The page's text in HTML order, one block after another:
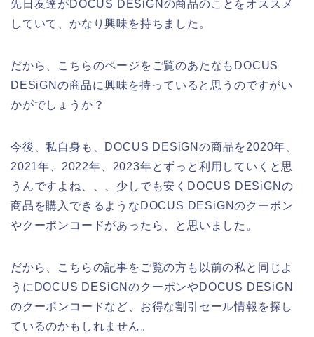
先日友達がDOCUS DESiGNの商品のことをオススメ
していて、かなり興味を持ちました。
だから、こちらのページをご覧のあたなもDOCUS
DESiGNの商品に興味を持っていると思うのですがい
かがでしょうか？
今後、私自身も、DOCUS DESiGNの商品を2020年、
2021年、2022年、2023年とずっと利用していくと思
うんですよね、、、少しでも安くDOCUS DESiGNの
商品を購入できるようなDOCUS DESiGNのクーポン
やクーポンコードがあったら、と思いました。
だから、こちらの記事をご覧の方も以前の私と同じよ
うにDOCUS DESiGNのクーポンやDOCUS DESiGN
のクーポンコードなど、お得な割引セール情報を探し
ているのかもしれません。